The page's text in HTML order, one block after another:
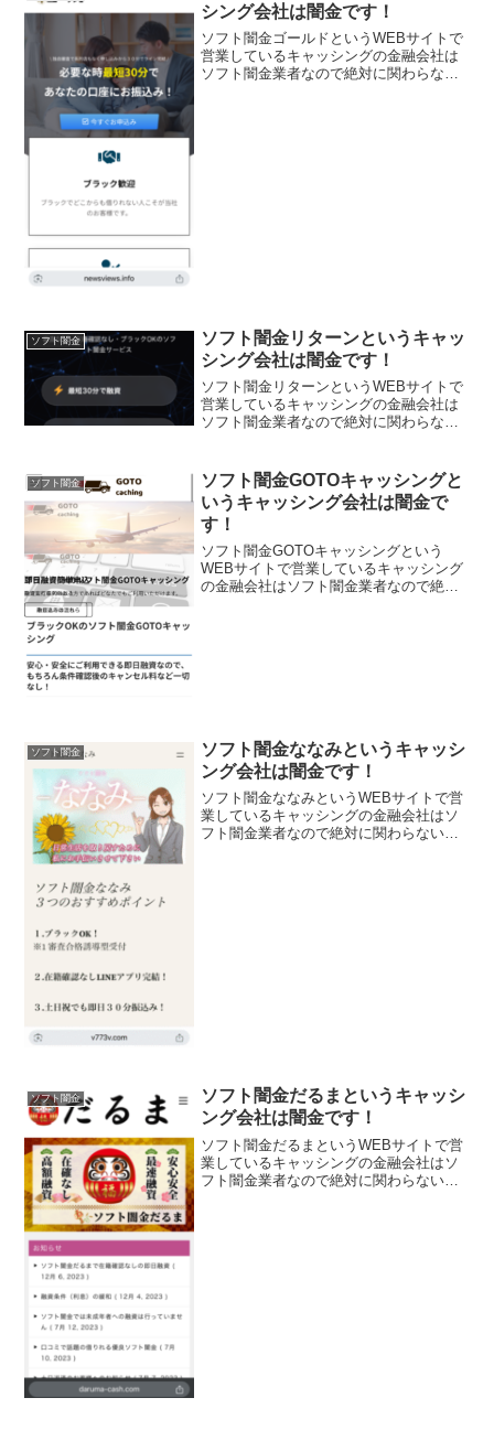
シング会社は闇金です！
ソフト闇金ゴールドというWEBサイトで
営業しているキャッシングの金融会社は
ソフト闇金業者なので絶対に関わらない
ソフト闇金
ソフト闇金リターンというキャッ
シング会社は闇金です！
ソフト闇金リターンというWEBサイトで
営業しているキャッシングの金融会社は
ソフト闇金業者なので絶対に関わらない
資可能。他社で断られた方、無職・主婦
も大丈夫と書いてい...
ソフト闇金
ソフト闇金GOTOキャッシングと
いうキャッシング会社は闇金で
す！
ソフト闇金GOTOキャッシングという
WEBサイトで営業しているキャッシング
の金融会社はソフト闇金業者なので絶対
ソフト闇金
ソフト闇金ななみというキャッシ
ング会社は闇金です！
ソフト闇金ななみというWEBサイトで営
業しているキャッシングの金融会社はソ
フト闇金業者なので絶対に関わらないよ
ソフト闇金
ソフト闇金だるまというキャッシ
ング会社は闇金です！
ソフト闇金だるまというWEBサイトで営
業しているキャッシングの金融会社はソ
フト闇金業者なので絶対に関わらないよ